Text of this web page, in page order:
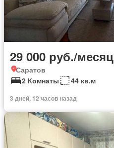
29 000 руб./месяц
Саратов
2 Комнаты
44 кв.м
3 дней, 12 часов назад